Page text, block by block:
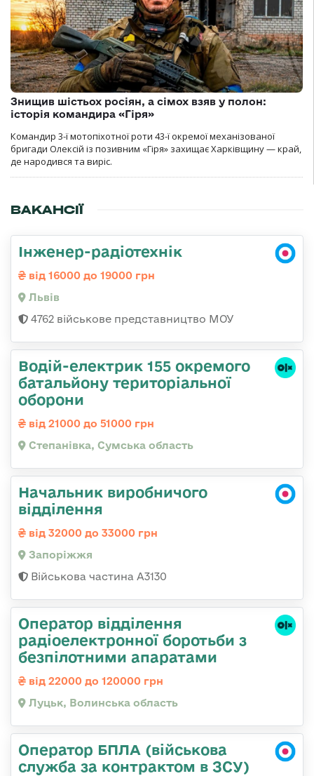
Знищив шістьох росіян, а сімох взяв у полон:
історія командира «Гіря»
Командир 3-ї мотопіхотної роти 43-ї окремої механізованої
бригади Олексій із позивним «Гіря» захищає Харківщину — край,
де народився та виріс.
ВАКАНСІЇ
Інженер-радіотехнік
від 16000 до 19000 грн
Львів
4762 військове представництво МОУ
Водій-електрик 155 окремого
батальйону територіальної
оборони
від 21000 до 51000 грн
Степанівка, Сумська область
Начальник виробничого
відділення
від 32000 до 33000 грн
Запоріжжя
Військова частина А3130
Оператор відділення
радіоелектронної боротьби з
безпілотними апаратами
від 22000 до 120000 грн
Луцьк, Волинська область
Оператор БПЛА (військова
служба за контрактом в ЗСУ)